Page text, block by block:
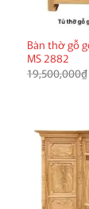
Bàn thờ gỗ
MS 2882
19,500,000₫